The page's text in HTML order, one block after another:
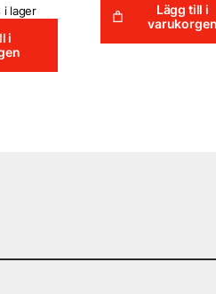
i lager
i
Lägg till i
varukorgen